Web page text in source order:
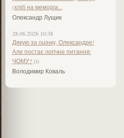
(хліб на меморіа...
Олександр Лущик
28.06.2026 10:38
Дякую за оцінку, Олександре!
Але постає логічне питання:
ЧОМУ? )))
Володимир Коваль